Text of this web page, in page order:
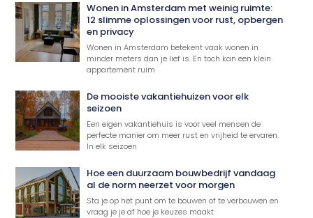
Wonen in Amsterdam met weinig ruimte:
12 slimme oplossingen voor rust, opbergen
en privacy
Wonen in Amsterdam betekent vaak wonen in
minder meters dan je lief is. En toch kan een klein
appartement ruim
De mooiste vakantiehuizen voor elk
seizoen
Een eigen vakantiehuis is voor veel mensen de
perfecte manier om meer rust en vrijheid te ervaren.
In elk seizoen
Hoe een duurzaam bouwbedrijf vandaag
al de norm neerzet voor morgen
Sta je op het punt om te bouwen of te verbouwen en
vraag je je af hoe je keuzes maakt